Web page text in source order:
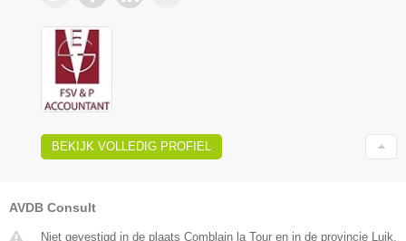
BEKIJK VOLLEDIG PROFIEL
AVDB Consult
Niet gevestigd in de plaats Comblain la Tour en in de provincie Luik.